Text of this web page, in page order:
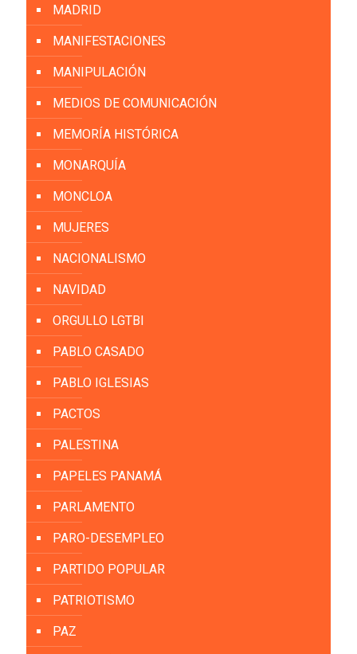
MADRID
MANIFESTACIONES
MANIPULACIÓN
MEDIOS DE COMUNICACIÓN
MEMORÍA HISTÓRICA
MONARQUÍA
MONCLOA
MUJERES
NACIONALISMO
NAVIDAD
ORGULLO LGTBI
PABLO CASADO
PABLO IGLESIAS
PACTOS
PALESTINA
PAPELES PANAMÁ
PARLAMENTO
PARO-DESEMPLEO
PARTIDO POPULAR
PATRIOTISMO
PAZ